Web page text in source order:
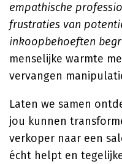
empathische
frustraties van
inkoopbehoeften
menselijke warmte
vervangen
Laten we samen
jou kunnen
verkoper naar een
écht helpt en